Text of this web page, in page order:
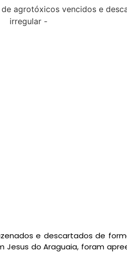
e descartados de
Jesus do Araguaia, foram